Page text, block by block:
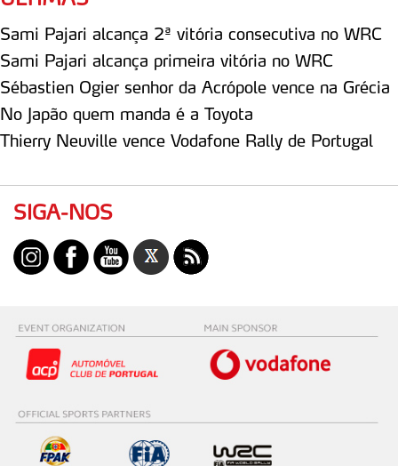
Sami Pajari alcança 2ª vitória consecutiva no WRC
Sami Pajari alcança primeira vitória no WRC
Sébastien Ogier senhor da Acrópole vence na Grécia
No Japão quem manda é a Toyota
Thierry Neuville vence Vodafone Rally de Portugal
SIGA-NOS